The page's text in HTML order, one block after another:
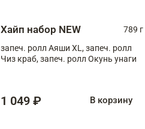
Хайп набор NEW
789 г
запеч. ролл Аяши XL, запеч. ролл
Чиз краб, запеч. ролл Окунь унаги
1 049 ₽ В корзину